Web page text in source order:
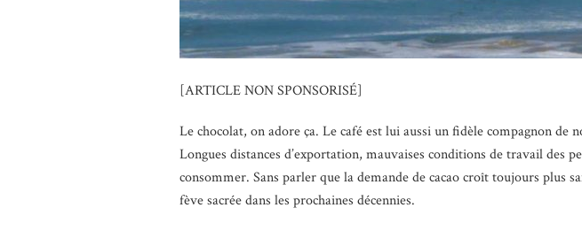
[ARTICLE NON SPONSORISÉ]
Le chocolat, on adore ça. Le café est lui aussi un fidèle compagnon de
Longues distances d’exportation, mauvaises conditions de travail
consommer. Sans parler que la demande de cacao croît toujours plus
fève sacrée dans les prochaines décennies.